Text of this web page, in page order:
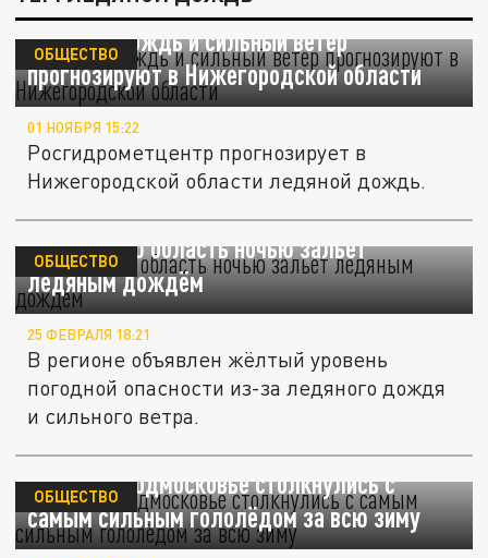
Ледяной дождь и сильный ветер
прогнозируют в Нижегородской области
ОБЩЕСТВО
01 НОЯБРЯ 15:22
Росгидрометцентр прогнозирует в
Нижегородской области ледяной дождь.
Ивановскую область ночью зальёт
ледяным дождём
ОБЩЕСТВО
25 ФЕВРАЛЯ 18:21
В регионе объявлен жёлтый уровень
погодной опасности из-за ледяного дождя
и сильного ветра.
Москва и Подмосковье столкнулись с
самым сильным гололёдом за всю зиму
ОБЩЕСТВО